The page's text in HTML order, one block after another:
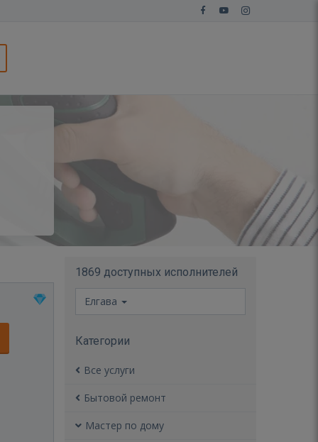
1869 доступных исполнителей
Елгава
Категории
Все услуги
Бытовой ремонт
Мастер по дому